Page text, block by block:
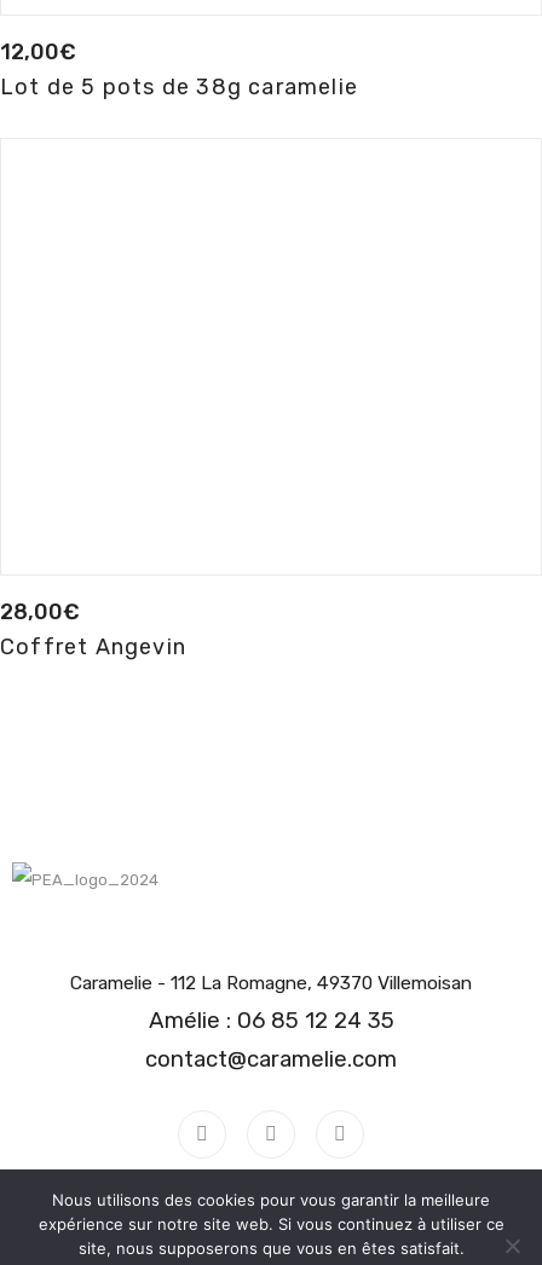
12,00€
Lot de 5 pots de 38g caramelie
28,00€
Coffret Angevin
Caramelie - 112 La Romagne, 49370 Villemoisan
Amélie : 06 85 12 24 35
contact@caramelie.com
Copyright 2025 - site internet réalisé parDavid Houdusse EIRL-
Nous utilisons des cookies pour vous garantir la meilleure
expérience sur notre site web. Si vous continuez à utiliser ce
site, nous supposerons que vous en êtes satisfait.